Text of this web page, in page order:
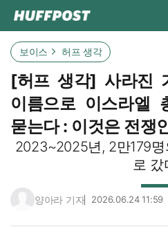
보이스 허프 생각
[허프 생각] 사라진
이름으로 이스라엘
묻는다 : 이것은 전쟁
2023~2025년, 2만179
로 갔
양아라 기자 2026.06.24 11:59